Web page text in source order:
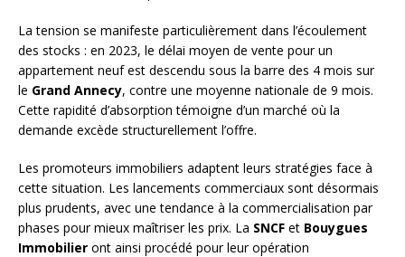
La tension se manifeste particulièrement dans l’écoulement
des stocks : en 2023, le délai moyen de vente pour un
appartement neuf est descendu sous la barre des 4 mois sur
le Grand Annecy, contre une moyenne nationale de 9 mois.
Cette rapidité d’absorption témoigne d’un marché où la
demande excède structurellement l’offre.
Les promoteurs immobiliers adaptent leurs stratégies face à
cette situation. Les lancements commerciaux sont désormais
plus prudents, avec une tendance à la commercialisation par
phases pour mieux maîtriser les prix. La SNCF et Bouygues
Immobilier ont ainsi procédé pour leur opération